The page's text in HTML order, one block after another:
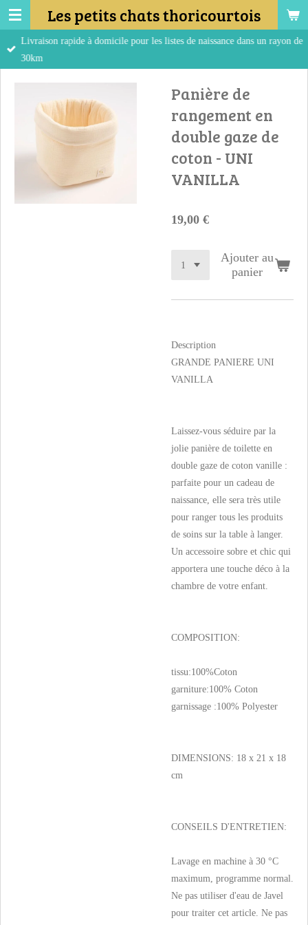
Passer
au
contenu
Les petits chats thoricourtois
Livraison rapide à domicile pour les listes de naissance dans un rayon de
30km
Panière de
rangement en
double gaze de
coton - UNI
VANILLA
19,00 €
Ajouter au
panier
Description
GRANDE PANIERE UNI
VANILLA
Laissez-vous séduire par la
jolie panière de toilette en
double gaze de coton vanille :
parfaite pour un cadeau de
naissance, elle sera très utile
pour ranger tous les produits
de soins sur la table à langer.
Un accessoire sobre et chic qui
apportera une touche déco à la
chambre de votre enfant.
COMPOSITION:
tissu:100%Coton
garniture:100% Coton
garnissage :100% Polyester
DIMENSIONS: 18 x 21 x 18
cm
CONSEILS D'ENTRETIEN:
Lavage en machine à 30 °C
maximum, programme normal.
Ne pas utiliser d'eau de Javel
pour traiter cet article. Ne pas